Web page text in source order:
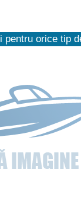
pentru orice tip